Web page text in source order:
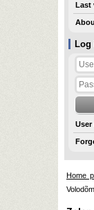
Log
Last
Home